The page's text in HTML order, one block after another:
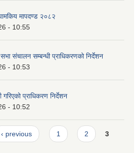
मापदण्ड २०८२
- 10:55
संचालन सम्बन्धी प्राधिकरणको निर्देशन
- 10:53
प्राधिकरण निर्देशन
- 10:52
‹ previous 1 2 3